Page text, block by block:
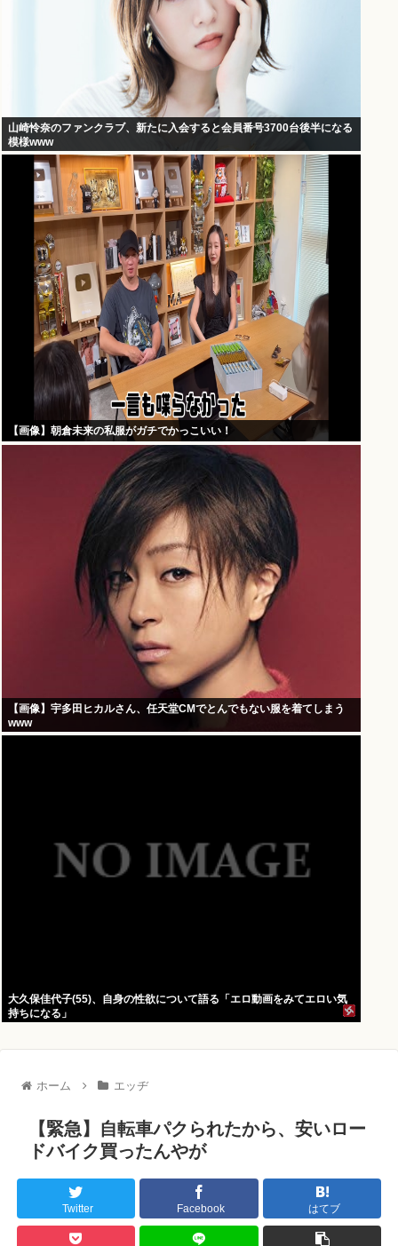
山崎怜奈のファンクラブ、新たに入会すると会員番号3700台後半になる
模様www
【画像】朝倉未来の私服がガチでかっこいい！
【画像】宇多田ヒカルさん、任天堂CMでとんでもない服を着てしまう
www
大久保佳代子(55)、自身の性欲について語る「エロ動画をみてエロい気
持ちになる」
ホーム エッヂ
【緊急】自転車パクられたから、安いロー
ドバイク買ったんやが
Twitter Facebook はてブ